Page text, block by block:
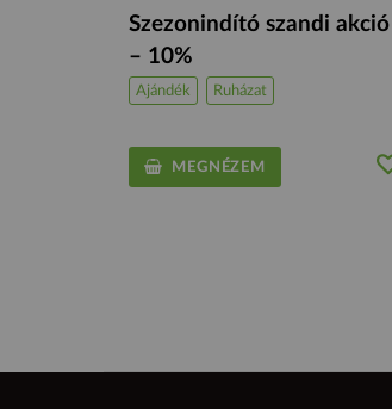
Szezonindító szandi akció
– 10%
Ajándék Ruházat
MEGNÉZEM